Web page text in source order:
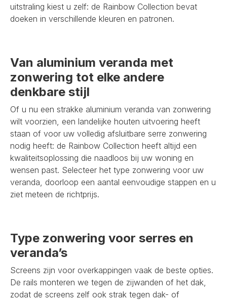
uitstraling kiest u zelf: de Rainbow Collection bevat
doeken in verschillende kleuren en patronen.
Van aluminium veranda met
zonwering tot elke andere
denkbare stijl
Of u nu een strakke aluminium veranda van zonwering
wilt voorzien, een landelijke houten uitvoering heeft
staan of voor uw volledig afsluitbare serre zonwering
nodig heeft: de Rainbow Collection heeft altijd een
kwaliteitsoplossing die naadloos bij uw woning en
wensen past. Selecteer het type zonwering voor uw
veranda, doorloop een aantal eenvoudige stappen en u
ziet meteen de richtprijs.
Type zonwering voor serres en
veranda’s
Screens zijn voor overkappingen vaak de beste opties.
De rails monteren we tegen de zijwanden of het dak,
zodat de screens zelf ook strak tegen dak- of